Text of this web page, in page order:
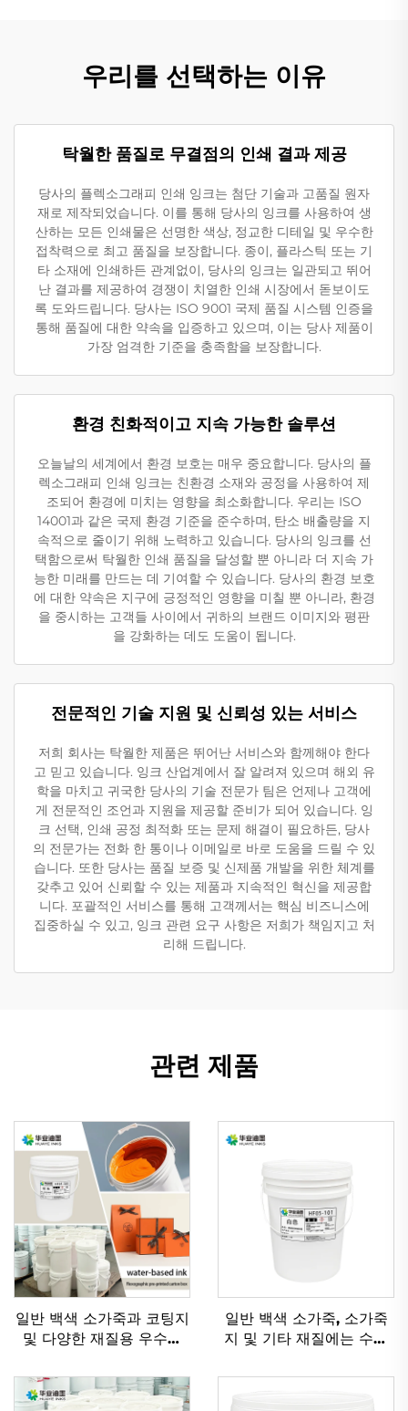
우리를 선택하는 이유
탁월한 품질로 무결점의 인쇄 결과 제공
당사의 플렉소그래피 인쇄 잉크는 첨단 기술과 고품질 원자
재로 제작되었습니다. 이를 통해 당사의 잉크를 사용하여 생
산하는 모든 인쇄물은 선명한 색상, 정교한 디테일 및 우수한
접착력으로 최고 품질을 보장합니다. 종이, 플라스틱 또는 기
타 소재에 인쇄하든 관계없이, 당사의 잉크는 일관되고 뛰어
난 결과를 제공하여 경쟁이 치열한 인쇄 시장에서 돋보이도
록 도와드립니다. 당사는 ISO 9001 국제 품질 시스템 인증을
통해 품질에 대한 약속을 입증하고 있으며, 이는 당사 제품이
가장 엄격한 기준을 충족함을 보장합니다.
환경 친화적이고 지속 가능한 솔루션
오늘날의 세계에서 환경 보호는 매우 중요합니다. 당사의 플
렉소그래피 인쇄 잉크는 친환경 소재와 공정을 사용하여 제
조되어 환경에 미치는 영향을 최소화합니다. 우리는 ISO
14001과 같은 국제 환경 기준을 준수하며, 탄소 배출량을 지
속적으로 줄이기 위해 노력하고 있습니다. 당사의 잉크를 선
택함으로써 탁월한 인쇄 품질을 달성할 뿐 아니라 더 지속 가
능한 미래를 만드는 데 기여할 수 있습니다. 당사의 환경 보호
에 대한 약속은 지구에 긍정적인 영향을 미칠 뿐 아니라, 환경
을 중시하는 고객들 사이에서 귀하의 브랜드 이미지와 평판
을 강화하는 데도 도움이 됩니다.
전문적인 기술 지원 및 신뢰성 있는 서비스
저희 회사는 탁월한 제품은 뛰어난 서비스와 함께해야 한다
고 믿고 있습니다. 잉크 산업계에서 잘 알려져 있으며 해외 유
학을 마치고 귀국한 당사의 기술 전문가 팀은 언제나 고객에
게 전문적인 조언과 지원을 제공할 준비가 되어 있습니다. 잉
크 선택, 인쇄 공정 최적화 또는 문제 해결이 필요하든, 당사
의 전문가는 전화 한 통이나 이메일로 바로 도움을 드릴 수 있
습니다. 또한 당사는 품질 보증 및 신제품 개발을 위한 체계를
갖추고 있어 신뢰할 수 있는 제품과 지속적인 혁신을 제공합
니다. 포괄적인 서비스를 통해 고객께서는 핵심 비즈니스에
집중하실 수 있고, 잉크 관련 요구 사항은 저희가 책임지고 처
리해 드립니다.
관련 제품
일반 백색 소가죽과 코팅지
및 다양한 재질용 우수한
일반 백색 소가죽, 소가죽
지 및 기타 재질에는 수성
에 매우 적합합니다.